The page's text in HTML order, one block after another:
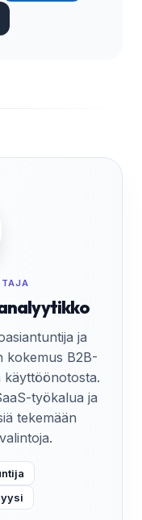
ja
kokemus B2B-
käyttöönotosta.
työkalua ja
tekemään